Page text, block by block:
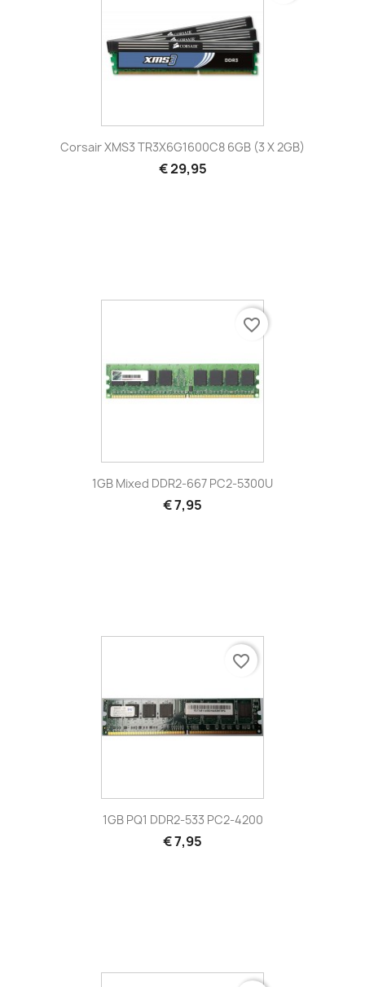
Corsair XMS3 TR3X6G1600C8 6GB (3 X 2GB)
€ 29,95
1GB Mixed DDR2-667 PC2-5300U
€ 7,95
favorite_border
1GB PQ1 DDR2-533 PC2-4200
€ 7,95
favorite_border